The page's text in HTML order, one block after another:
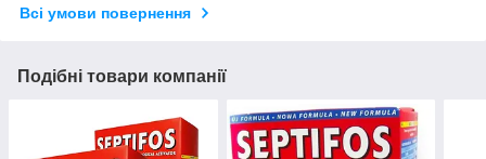
Всі умови повернення
Подібні товари компанії